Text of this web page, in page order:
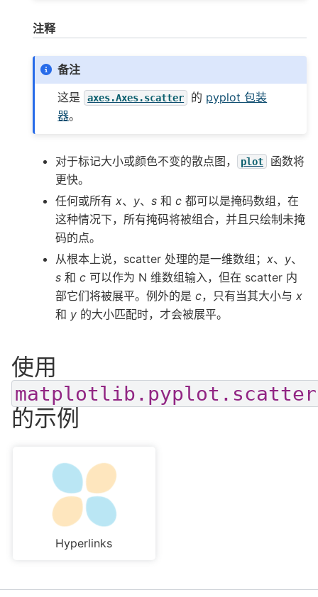
注释
备注
这是
axes.Axes.scatter 的 pyplot 包装
器。
对于标记大小或颜色不变的散点图， plot
函数将
更快。
任何或所有 x、 y、 s 和 c 都可以是掩码数组，在
这种情况下，所有掩码将被组合，并且只绘制未掩
码的点。
从根本上说，scatter 处理的是一维数组； x、 y、
s 和 c 可以作为 N 维数组输入，但在 scatter 内
部它们将被展平。例外的是 c，只有当其大小与 x
和 y 的大小匹配时，才会被展平。
使用
matplotlib.pyplot.scatter
的示例
Hyperlinks